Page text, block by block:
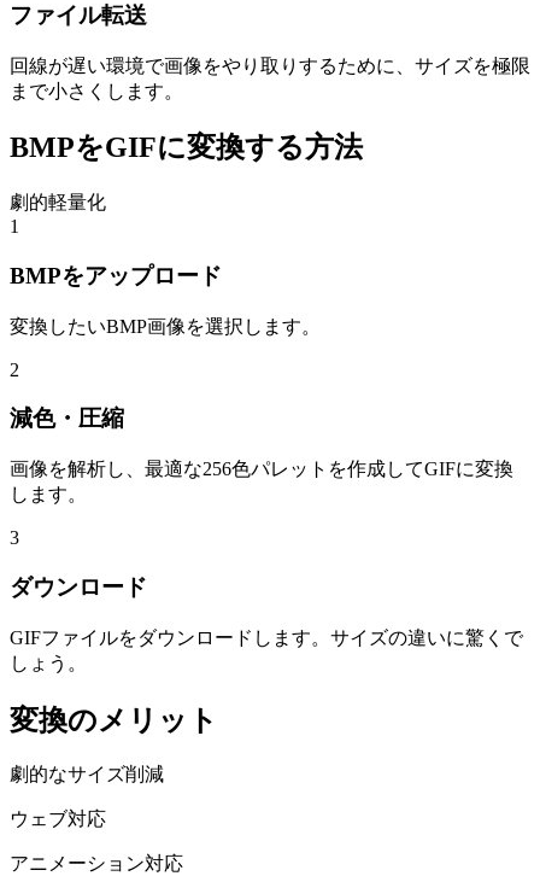
ファイル転送
回線が遅い環境で画像をやり取りするために、サイズを極限
まで小さくします。
BMPをGIFに変換する方法
劇的軽量化
1
BMPをアップロード
変換したいBMP画像を選択します。
2
減色・圧縮
画像を解析し、最適な256色パレットを作成してGIFに変換
します。
3
ダウンロード
GIFファイルをダウンロードします。サイズの違いに驚くで
しょう。
変換のメリット
劇的なサイズ削減
ウェブ対応
アニメーション対応